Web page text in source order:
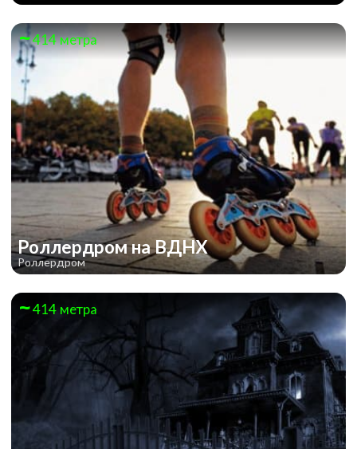
414 метра
Роллердром на ВДНХ
Роллердром
414 метра